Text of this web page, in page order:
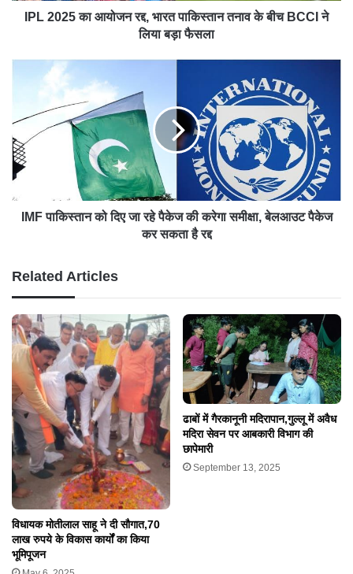
IPL 2025 का आयोजन रद्द, भारत पाकिस्तान तनाव के बीच BCCI ने
लिया बड़ा फैसला
IMF पाकिस्तान को दिए जा रहे पैकेज की करेगा समीक्षा, बेलआउट पैकेज
कर सकता है रद्द
Related Articles
विधायक मोतीलाल साहू ने दी सौगात,70
लाख रुपये के विकास कार्यों का किया
भूमिपूजन
ढाबों में गैरकानूनी मदिरापान,गुल्लू में अवैध
मदिरा सेवन पर आबकारी विभाग की
छापेमारी
September 13, 2025